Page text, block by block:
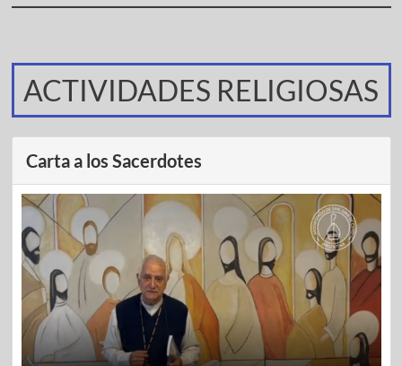
ACTIVIDADES RELIGIOSAS
Carta a los Sacerdotes